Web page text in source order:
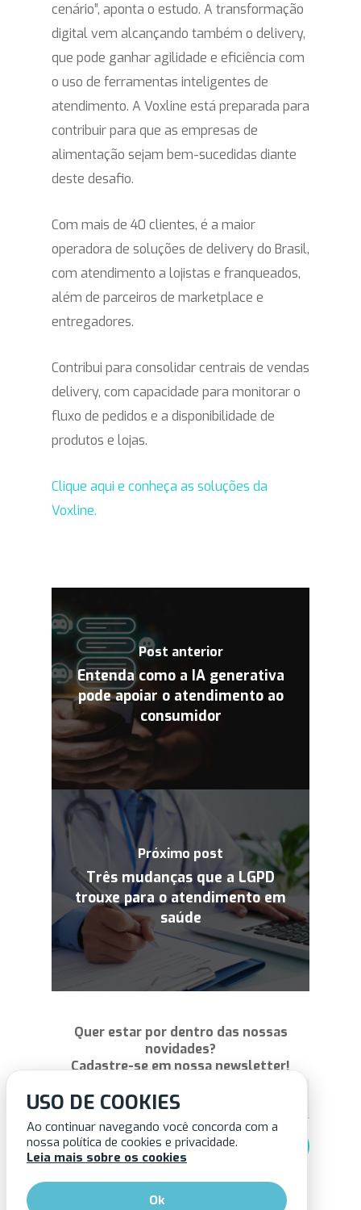
cenário”, aponta o estudo. A transformação
digital vem alcançando também o delivery,
que pode ganhar agilidade e eficiência com
o uso de ferramentas inteligentes de
atendimento. A Voxline está preparada para
contribuir para que as empresas de
alimentação sejam bem-sucedidas diante
deste desafio.
Com mais de 40 clientes, é a maior
operadora de soluções de delivery do Brasil,
com atendimento a lojistas e franqueados,
além de parceiros de marketplace e
entregadores.
Contribui para consolidar centrais de vendas
delivery, com capacidade para monitorar o
fluxo de pedidos e a disponibilidade de
produtos e lojas.
Clique aqui e conheça as soluções da
Voxline.
Post anterior
Entenda como a IA generativa
pode apoiar o atendimento ao
consumidor
Próximo post
Três mudanças que a LGPD
trouxe para o atendimento em
saúde
Quer estar por dentro das nossas
novidades?
Cadastre-se em nossa newsletter!
USO DE COOKIES
Ao continuar navegando você concorda com a
nossa política de cookies e privacidade.
Leia mais sobre os cookies
Ok